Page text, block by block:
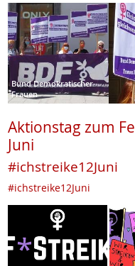
Bund Demokratischer
Frauen
Aktionstag zum
Juni
#ichstreike12Juni
#ichstreike12Juni